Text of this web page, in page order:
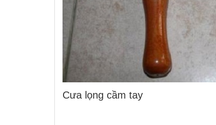
Cưa lọng cầm tay